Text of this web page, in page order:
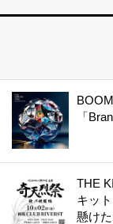
「
THE
キッ
懸け